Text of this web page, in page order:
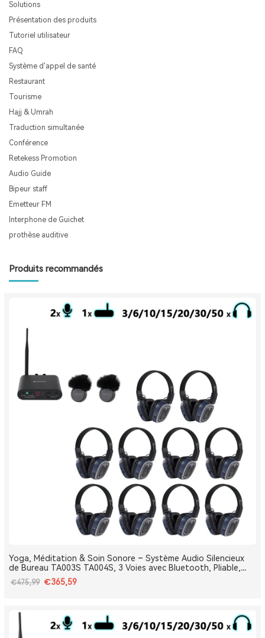
Solutions
Présentation des produits
Tutoriel utilisateur
FAQ
Système d'appel de santé
Restaurant
Tourisme
Hajj & Umrah
Traduction simultanée
Conférence
Retekess Promotion
Audio Guide
Bipeur staff
Emetteur FM
Interphone de Guichet
prothèse auditive
Produits recommandés
Yoga, Méditation & Soin Sonore – Système Audio Silencieux
de Bureau TA003S TA004S, 3 Voies avec Bluetooth, Pliable,
Type-C, Bass Boost
€475,99 €365,59